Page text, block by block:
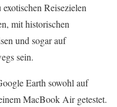
Reisezielen
mit historischen
und sogar auf
sein.
Earth sowohl auf
MacBook Air getestet.